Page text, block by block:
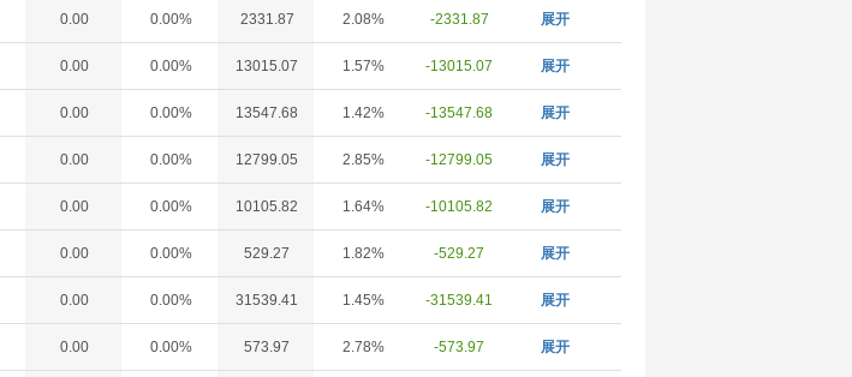
0.00 0.00% 2331.87 2.08% -2331.87 展开
0.00 0.00% 13015.07 1.57% -13015.07 展开
0.00 0.00% 13547.68 1.42% -13547.68 展开
0.00 0.00% 12799.05 2.85% -12799.05 展开
0.00 0.00% 10105.82 1.64% -10105.82 展开
0.00 0.00% 529.27 1.82% -529.27 展开
0.00 0.00% 31539.41 1.45% -31539.41 展开
0.00 0.00% 573.97 2.78% -573.97 展开